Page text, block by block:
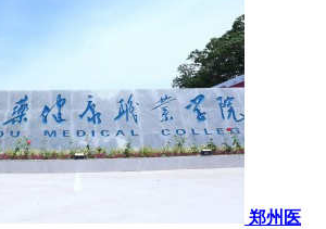
郑州医